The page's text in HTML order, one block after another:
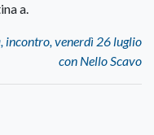
a.
incontro, venerdì 26 luglio
con Nello Scavo